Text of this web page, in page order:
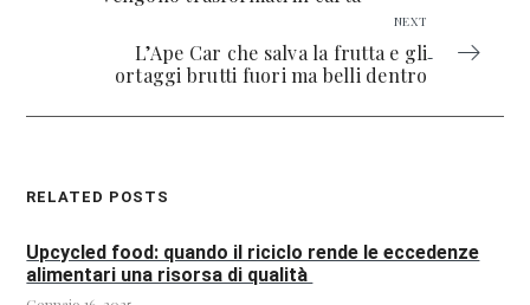
NEXT
L’Ape Car che salva la frutta e gli
ortaggi brutti fuori ma belli dentro
RELATED POSTS
Upcycled food: quando il riciclo rende le eccedenze
alimentari una risorsa di qualità